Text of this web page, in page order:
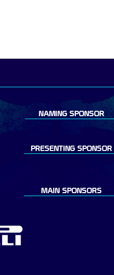
NAMING SPONSOR
PRESENTING SPONSOR
MAIN SPONSORS